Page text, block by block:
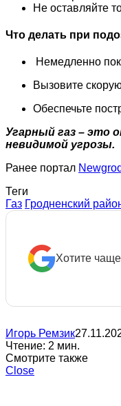
Не оставляйте
Что делать при
Немедленно
Вызовите
Обеспечьте
Угарный газ – это
невидимой угрозы.
Ранее портал
Теги
Газ Гродненский
Хотите
Игорь Ремзик
Чтение: 2 мин.
Смотрите также
Close